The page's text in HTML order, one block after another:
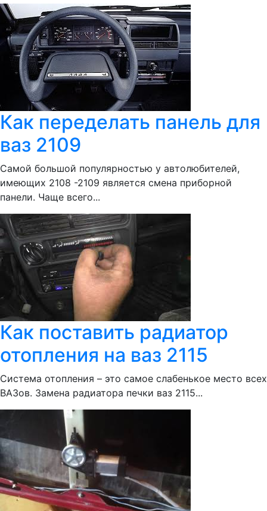
Как переделать панель для
ваз 2109
Самой большой популярностью у автолюбителей,
имеющих 2108 -2109 является смена приборной
панели. Чаще всего...
Как поставить радиатор
отопления на ваз 2115
Система отопления – это самое слабенькое место всех
ВАЗов. Замена радиатора печки ваз 2115...